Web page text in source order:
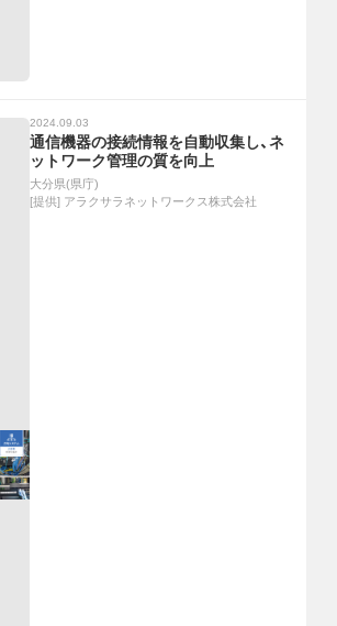
2024.09.03
通信機器の接続情報を自動収集し、ネ
ットワーク管理の質を向上
大分県(県庁)
[提供] アラクサラネットワークス株式会社